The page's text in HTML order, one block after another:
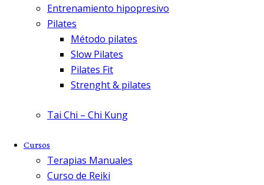
Entrenamiento hipopresivo
Pilates
Método pilates
Slow Pilates
Pilates Fit
Strenght & pilates
Tai Chi – Chi Kung
Cursos
Terapias Manuales
Curso de Reiki